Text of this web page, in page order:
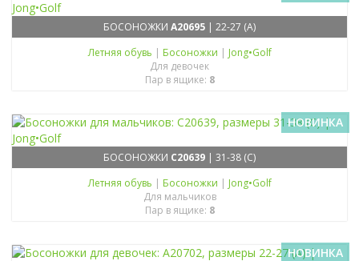
БОСОНОЖКИ A20695 | 22-27 (A)
Летняя обувь | Босоножки | Jong•Golf
Для девочек
Пар в ящике: 8
НОВИНКА
БОСОНОЖКИ C20639 | 31-38 (C)
Летняя обувь | Босоножки | Jong•Golf
Для мальчиков
Пар в ящике: 8
НОВИНКА